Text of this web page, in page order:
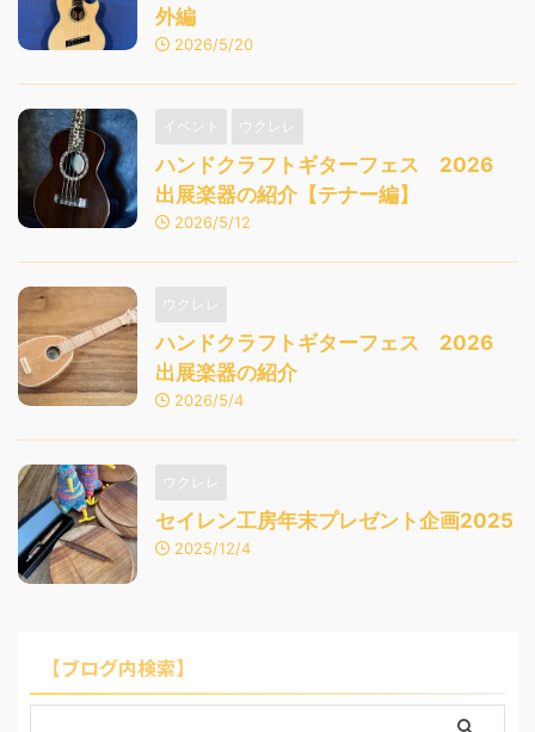
外編
2026/5/20
イベント ウクレレ
ハンドクラフトギターフェス 2026
出展楽器の紹介【テナー編】
2026/5/12
ウクレレ
ハンドクラフトギターフェス 2026
出展楽器の紹介
2026/5/4
ウクレレ
セイレン工房年末プレゼント企画2025
2025/12/4
【ブログ内検索】